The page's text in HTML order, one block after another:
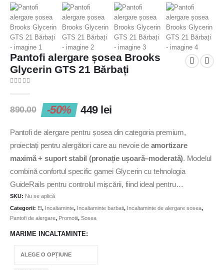
Pantofi alergare șosea Brooks
Glycerin GTS 21 Bărbați
890.00 -50% 449 lei
Pantofi de alergare pentru șosea din categoria premium,
proiectați pentru alergători care au nevoie de amortizare
maximă + suport stabil (pronație ușoară–moderată). Modelul
combină confortul specific gamei Glycerin cu tehnologia
GuideRails pentru controlul mișcării, fiind ideal pentru
antrenamente zilnice și distanțe lungi.
SKU: Nu se aplică
Categorii: El, Incaltaminte, Incaltaminte barbati, Incaltaminte de alergare sosea,
Pantofi de alergare, Promotii, Sosea
MARIME INCALTAMINTE